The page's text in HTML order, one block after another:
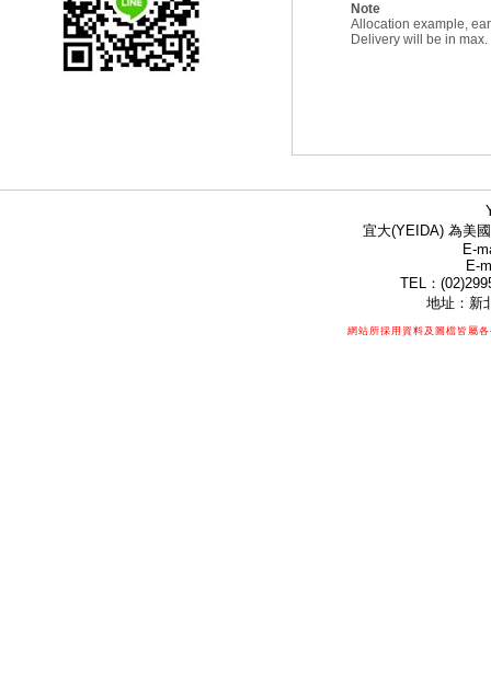
Note
Allocation example,
Delivery will be in
宜大(YEIDA) 為美
E-
E-
TEL：
地址：新
網站所採用資料及圖檔皆屬